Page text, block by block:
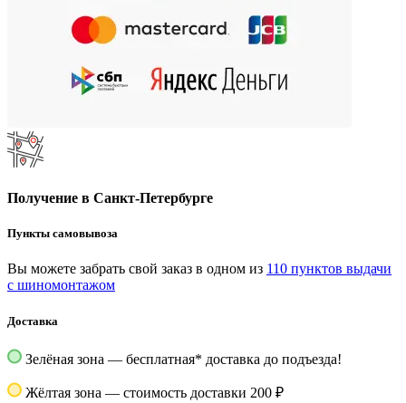
Получение в Санкт-Петербурге
Пункты самовывоза
Вы можете забрать свой заказ в одном из 110 пунктов выдачи
с шиномонтажом
Доставка
Зелёная зона — бесплатная* доставка до подъезда!
Жёлтая зона — стоимость доставки 200 ₽